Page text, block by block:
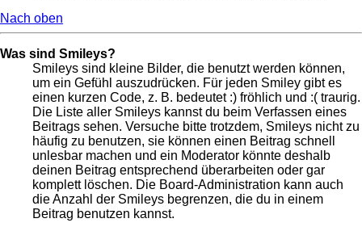
Nach oben
Was sind Smileys?
Smileys sind kleine Bilder, die benutzt werden können,
um ein Gefühl auszudrücken. Für jeden Smiley gibt es
einen kurzen Code, z. B. bedeutet :) fröhlich und :( traurig.
Die Liste aller Smileys kannst du beim Verfassen eines
Beitrags sehen. Versuche bitte trotzdem, Smileys nicht zu
häufig zu benutzen, sie können einen Beitrag schnell
unlesbar machen und ein Moderator könnte deshalb
deinen Beitrag entsprechend überarbeiten oder gar
komplett löschen. Die Board-Administration kann auch
die Anzahl der Smileys begrenzen, die du in einem
Beitrag benutzen kannst.